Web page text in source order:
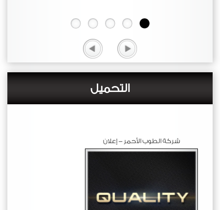
التحميل
شركة الطوب الأحمر - إعلان